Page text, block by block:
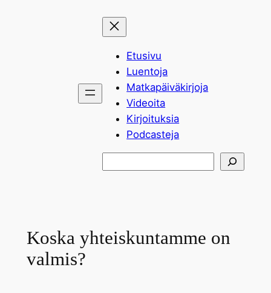
Etusivu
Luentoja
Matkapäiväkirjoja
Videoita
Kirjoituksia
Podcasteja
Koska yhteiskuntamme on
valmis?